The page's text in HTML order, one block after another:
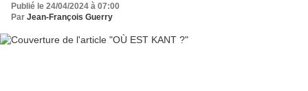
Publié le 24/04/2024 à 07:00
Par Jean-François Guerry